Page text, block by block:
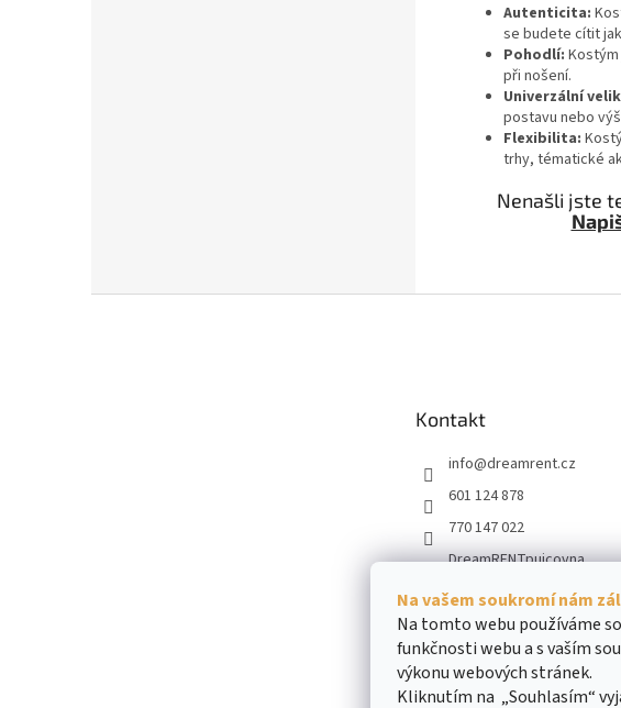
Na vašem soukromí nám
Na tomto webu používáme
funkčnosti webu a s vaším
výkonu webových stránek.
Kliknutím na „Souhlasím“
Autenticita:
se budete cítit
Pohodlí:
při nošení.
Univerzální
postavu nebo
Flexibilita:
trhy, tématické
Nenašli jste
Kontakt
info@dreamrent.cz
601 124 878
770 147 022
DreamRENTpujcovna
dream_rent_pujcovna_m
obiliare